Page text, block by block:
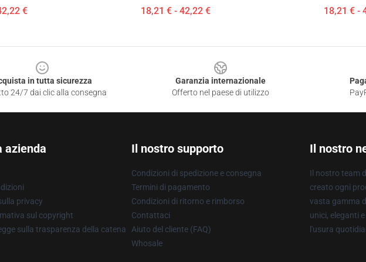
€ 18,21 € - 42,22 € 18,21 € -
in tutta sicurezza
24/7 dai clic alla consegna
Garanzia internazionale
Offerto nel paese di utilizzo
azienda
privacy
sul copyright
sulla trasparenza della catena
Il nostro supporto
Condizioni di spedizione e consegna
Termini di pagamento
Condizioni di ritorno e rimborso
Contattaci
Aiuto del cliente (FAQ)
Whosale
Il nostro
Il nostro team
creato ogni
vasta gamma
unici, eleganti
l'usura